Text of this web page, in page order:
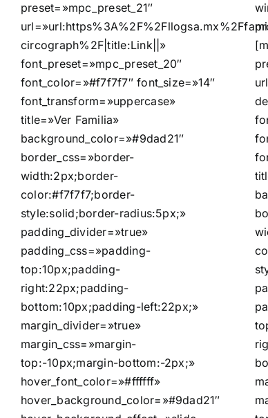
preset=»mpc_preset_21″
circograph%2F|title:Link||»
font_preset=»mpc_preset_20″
font_color=»#f7f7f7″ font_size=»14″
font_transform=»uppercase»
title=»Ver Familia»
background_color=»#9dad21″
border_css=»border-
width:2px;border-
color:#f7f7f7;border-
style:solid;border-radius:5px;»
padding_divider=»true»
padding_css=»padding-
top:10px;padding-
right:22px;padding-
bottom:10px;padding-left:22px;»
margin_divider=»true»
margin_css=»margin-
top:-10px;margin-bottom:-2px;»
hover_font_color=»#ffffff»
hover_background_color=»#9dad21″